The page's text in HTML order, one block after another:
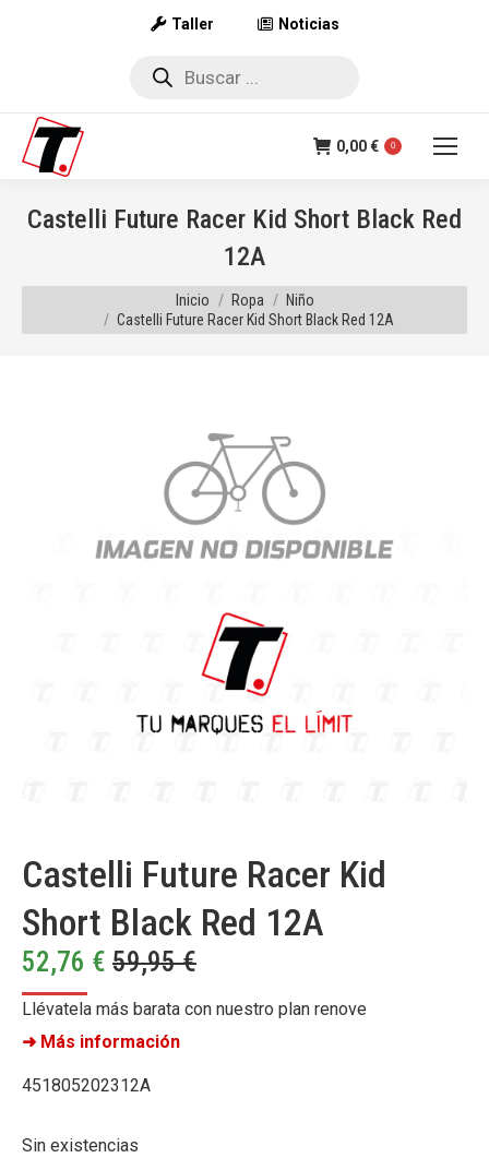
Taller Noticias
Búsqueda
0,00€ 0
Castelli Future Racer Kid Short Black Red
12A
Estás aquí:
Inicio Ropa
Niño
Castelli Future Racer Kid Short Black Red 12A
Castelli Future Racer Kid
Short Black Red 12A
52,76 € 59,95€
Llévatela más barata con nuestro plan renove
➜ Más información
451805202312A
Sin existencias